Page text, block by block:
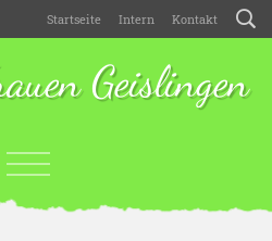
Startseite Intern Kontakt
Geislingen